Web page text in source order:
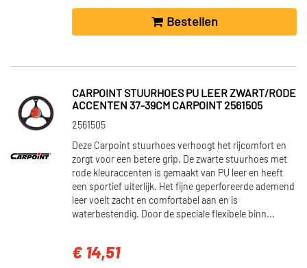
Bestellen
CARPOINT STUURHOES PU LEER ZWART/RODE
ACCENTEN 37-39CM CARPOINT 2561505
2561505
Deze Carpoint stuurhoes verhoogt het rijcomfort en
zorgt voor een betere grip. De zwarte stuurhoes met
rode kleuraccenten is gemaakt van PU leer en heeft
een sportief uiterlijk. Het fijne geperforeerde ademend
leer voelt zacht en comfortabel aan en is
waterbestendig. Door de speciale flexibele binn...
€ 14,51